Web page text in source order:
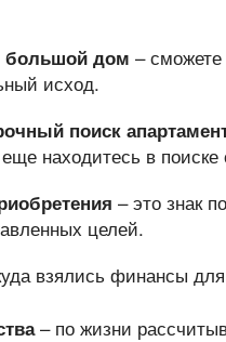
большой дом –
исход.
поиск
находитесь в поиске
– это знак
целей.
взялись финансы
– по жизни